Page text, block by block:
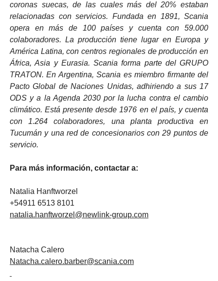
coronas suecas, de las cuales más del 20% estaban
relacionadas con servicios. Fundada en 1891, Scania
opera en más de 100 países y cuenta con 59.000
colaboradores. La producción tiene lugar en Europa y
América Latina, con centros regionales de producción en
África, Asia y Eurasia. Scania forma parte del GRUPO
TRATON. En Argentina, Scania es miembro firmante del
Pacto Global de Naciones Unidas, adhiriendo a sus 17
ODS y a la Agenda 2030 por la lucha contra el cambio
climático. Está presente desde 1976 en el país, y cuenta
con 1.264 colaboradores, una planta productiva en
Tucumán y una red de concesionarios con 29 puntos de
servicio.
Para más información, contactar a:
Natalia Hanftworzel
+54911 6513 8101
natalia.hanftworzel@newlink-group.com
Natacha Calero
Natacha.calero.barber@scania.com